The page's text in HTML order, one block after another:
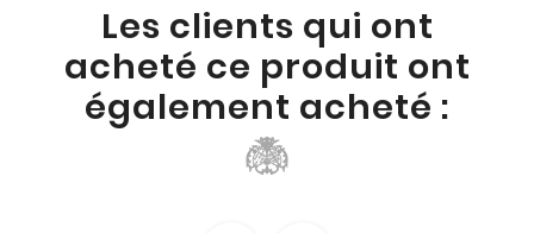
Les clients qui ont
acheté ce produit ont
également acheté :